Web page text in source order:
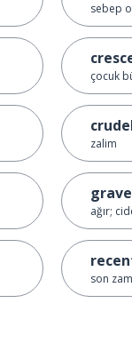
sebep
çocuk
zalim
grave
ağır;
son